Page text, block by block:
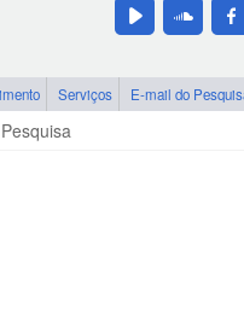
Serviços E-mail do